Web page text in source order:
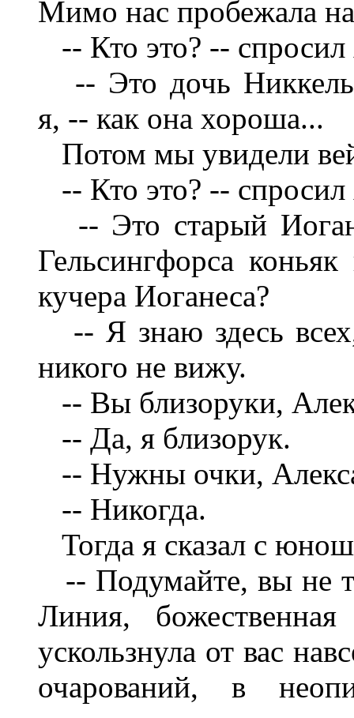
Мимо нас пробежала
-- Кто это? --
-- Это дочь
я, -- как она хороша...
Потом мы увидели
-- Кто это? --
-- Это старый
Гельсингфорса
кучера Иоганеса?
-- Я знаю здесь
никого не вижу.
-- Вы близоруки,
-- Да, я близорук.
-- Нужны очки,
-- Никогда.
Тогда я сказал с
-- Подумайте, вы не
Линия, божественная
ускользнула от вас
очарований, в